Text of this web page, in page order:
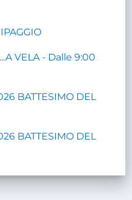
VELA - Dalle 9:00
BATTESIMO DEL
BATTESIMO DEL